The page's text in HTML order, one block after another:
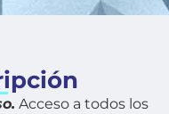
Acceso a todos los